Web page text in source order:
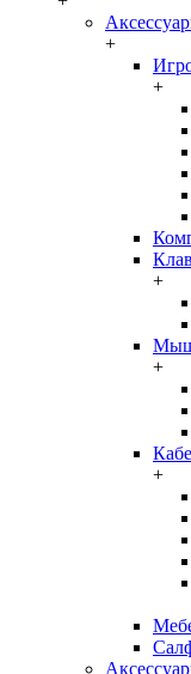
+
+
+
+
+